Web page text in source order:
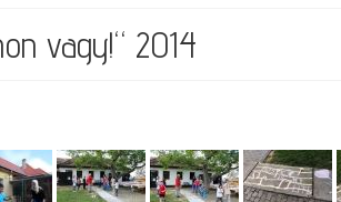
vagy!“ 2014